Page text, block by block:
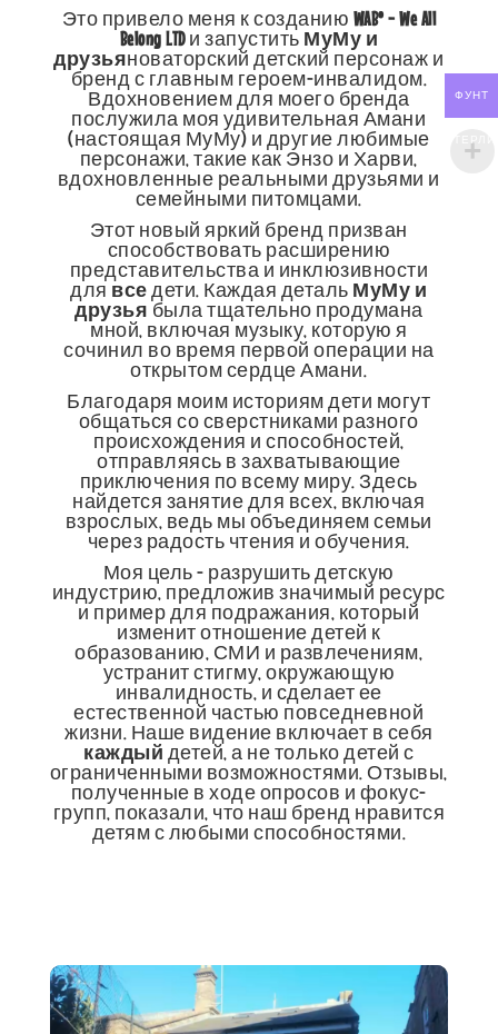
Это привело меня к созданию WAB® - We All
Belong LTDи запустить МуМу и
друзьяноваторский детский персонаж и
бренд с главным героем-инвалидом.
Вдохновением для моего бренда
послужила моя удивительная Амани
(настоящая МуМу) и другие любимые
персонажи, такие как Энзо и Харви,
вдохновленные реальными друзьями и
семейными питомцами.
Этот новый яркий бренд призван
способствовать расширению
представительства и инклюзивности
для вседети. Каждая деталь МуМу и
друзья была тщательно продумана
мной, включая музыку, которую я
сочинил во время первой операции на
открытом сердце Амани.
Благодаря моим историям дети могут
общаться со сверстниками разного
происхождения и способностей,
отправляясь в захватывающие
приключения по всему миру. Здесь
найдется занятие для всех, включая
взрослых, ведь мы объединяем семьи
через радость чтения и обучения.
Моя цель - разрушить детскую
индустрию, предложив значимый ресурс
и пример для подражания, который
изменит отношение детей к
образованию, СМИ и развлечениям,
устранит стигму, окружающую
инвалидность, и сделает ее
естественной частью повседневной
жизни. Наше видение включает в себя
каждый детей, а не только детей с
ограниченными возможностями. Отзывы,
полученные в ходе опросов и фокус-
групп, показали, что наш бренд нравится
детям с любыми способностями.
ФУНТ